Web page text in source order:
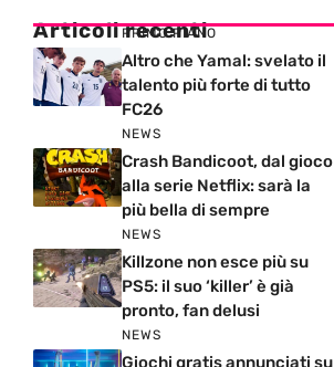
Articoli recenti
PRIMO PIANO
Altro che Yamal: svelato il
talento più forte di tutto
FC26
NEWS
Crash Bandicoot, dal gioco
alla serie Netflix: sarà la
più bella di sempre
NEWS
Killzone non esce più su
PS5: il suo ‘killer’ è già
pronto, fan delusi
NEWS
Giochi gratis annunciati su